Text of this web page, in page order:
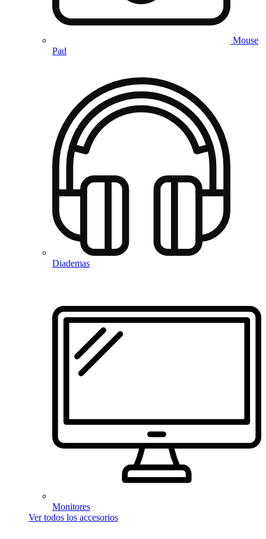
Mouse
Pad
Diademas
Monitores
Ver todos los accesorios